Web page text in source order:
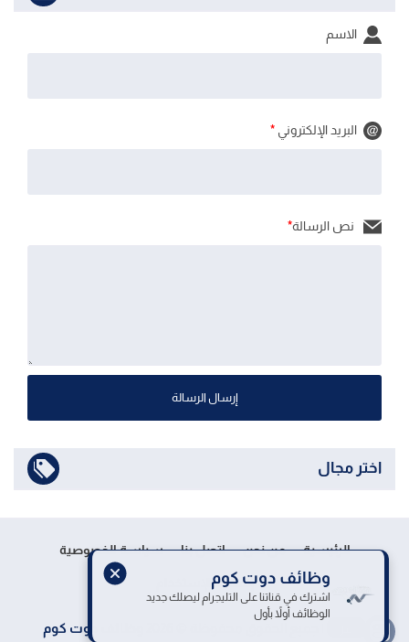
وظائف دوت كوم
اشترك في قناتنا على التليجرام ليصلك جديد
الوظائف أولاً بأول
الاسم
البريد الإلكتروني *
نص الرسالة*
إرسال الرسالة
اختر مجال
الرئيسية من نحن اتصل بنا سياسة الخصوصية
إتفاقية الإستخدام
وظائف دوت كوم